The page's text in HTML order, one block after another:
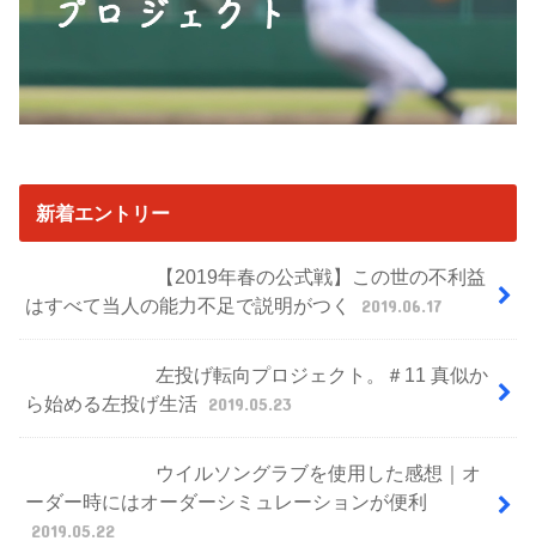
新着エントリー
【2019年春の公式戦】この世の不利益
はすべて当人の能力不足で説明がつく
2019.06.17
左投げ転向プロジェクト。＃11 真似か
ら始める左投げ生活 2019.05.23
ウイルソングラブを使用した感想｜オ
ーダー時にはオーダーシミュレーションが便利
2019.05.22